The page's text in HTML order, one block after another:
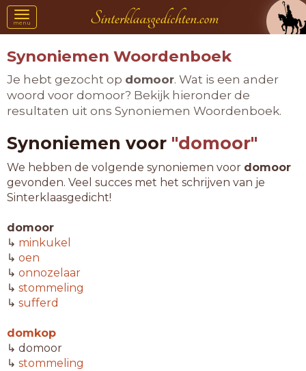
Toggle
navigation
menu
Synoniemen Woordenboek
Je hebt gezocht op domoor. Wat is een ander
woord voor domoor? Bekijk hieronder de
resultaten uit ons Synoniemen Woordenboek.
Synoniemen voor "domoor"
We hebben de volgende synoniemen voor domoor
gevonden. Veel succes met het schrijven van je
Sinterklaasgedicht!
domoor
↳ minkukel
↳ oen
↳ onnozelaar
↳ stommeling
↳ sufferd
domkop
↳ domoor
↳ stommeling